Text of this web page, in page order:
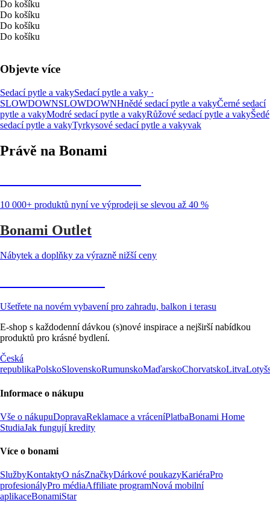
Do košíku
Do košíku
Do košíku
Do košíku
Objevte více
Sedací pytle a vakySedací pytle a vaky ·
SLOWDOWNSLOWDOWNHnědé sedací pytle a vakyČerné sedací
pytle a vakyModré sedací pytle a vakyRůžové sedací pytle a vakyŠedé
sedací pytle a vakyTyrkysové sedací pytle a vakyvak
Právě na Bonami
10 000+ produktů nyní ve výprodeji se slevou až 40 %
Bonami Outlet
Nábytek a doplňky za výrazně nižší ceny
Ušetřete na novém vybavení pro zahradu, balkon i terasu
E-shop s každodenní dávkou (s)nové inspirace a nejširší nabídkou
produktů pro krásné bydlení.
Česká
republikaPolskoSlovenskoRumunskoMaďarskoChorvatskoLitva
Informace o nákupu
Vše o nákupuDopravaReklamace a vráceníPlatbaBonami Home
StudiaJak fungují kredity
Více o bonami
SlužbyKontaktyO násZnačkyDárkové poukazyKariéraPro
profesionályPro médiaAffiliate programNová mobilní
aplikaceBonamiStar